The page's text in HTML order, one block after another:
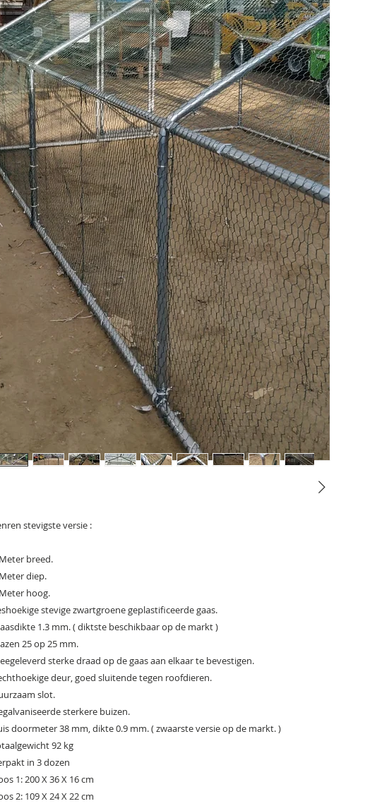
stevigste versie :
breed.
diep.
hoog.
stevige zwartgroene geplastificeerde gaas.
1.3 mm. ( diktste beschikbaar op de markt )
25 op 25 mm.
sterke draad op de gaas aan elkaar te bevestigen.
deur, goed sluitende tegen roofdieren.
slot.
sterkere buizen.
doormeter 38 mm, dikte 0.9 mm. ( zwaarste versie op de markt. )
92 kg
in 3 dozen
1: 200 X 36 X 16 cm
2: 109 X 24 X 22 cm